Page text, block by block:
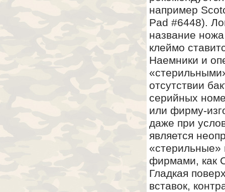
например
Pad #6448).
название
клеймо
Наемники и
отсутствии
серийных
или фирму-
даже при
является
«стерильные»
фирмами, как
Гладкая
вставок,